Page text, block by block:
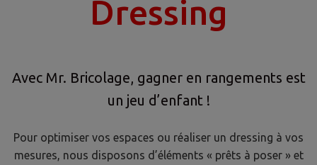
Veuillez retrouver
Dressing
Avec Mr. Bricolage, gagner en rangements est
un jeu d’enfant !
Pour optimiser vos espaces ou réaliser un dressing à vos
mesures, nous disposons d’éléments « prêts à poser » et